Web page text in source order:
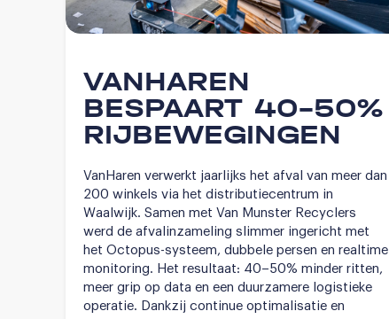
VANHAREN
BESPAART 40–50%
RIJBEWEGINGEN
VanHaren verwerkt jaarlijks het afval van meer dan
200 winkels via het distributiecentrum in
Waalwijk. Samen met Van Munster Recyclers
werd de afvalinzameling slimmer ingericht met
het Octopus-systeem, dubbele persen en realtime
monitoring. Het resultaat: 40–50% minder ritten,
meer grip op data en een duurzamere logistieke
operatie. Dankzij continue optimalisatie en